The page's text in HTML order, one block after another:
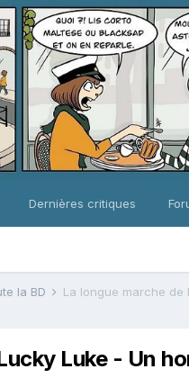
Dernières critiques
la BD
Luke - Un